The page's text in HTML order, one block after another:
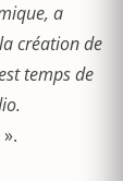
a
création de
temps de
».